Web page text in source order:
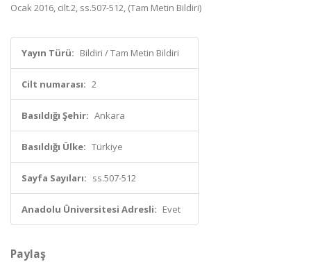
Ocak 2016, cilt.2, ss.507-512, (Tam Metin Bildiri)
Yayın Türü: Bildiri / Tam Metin Bildiri
Cilt numarası: 2
Basıldığı Şehir: Ankara
Basıldığı Ülke: Türkiye
Sayfa Sayıları: ss.507-512
Anadolu Üniversitesi Adresli: Evet
Paylaş